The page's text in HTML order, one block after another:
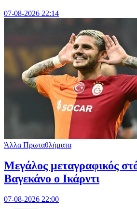
07-08-2026 22:14
Άλλα Πρωταθλήματα
Μεγάλος μεταγραφικός
Βαγεκάνο ο Ικάρντι
07-08-2026 22:00